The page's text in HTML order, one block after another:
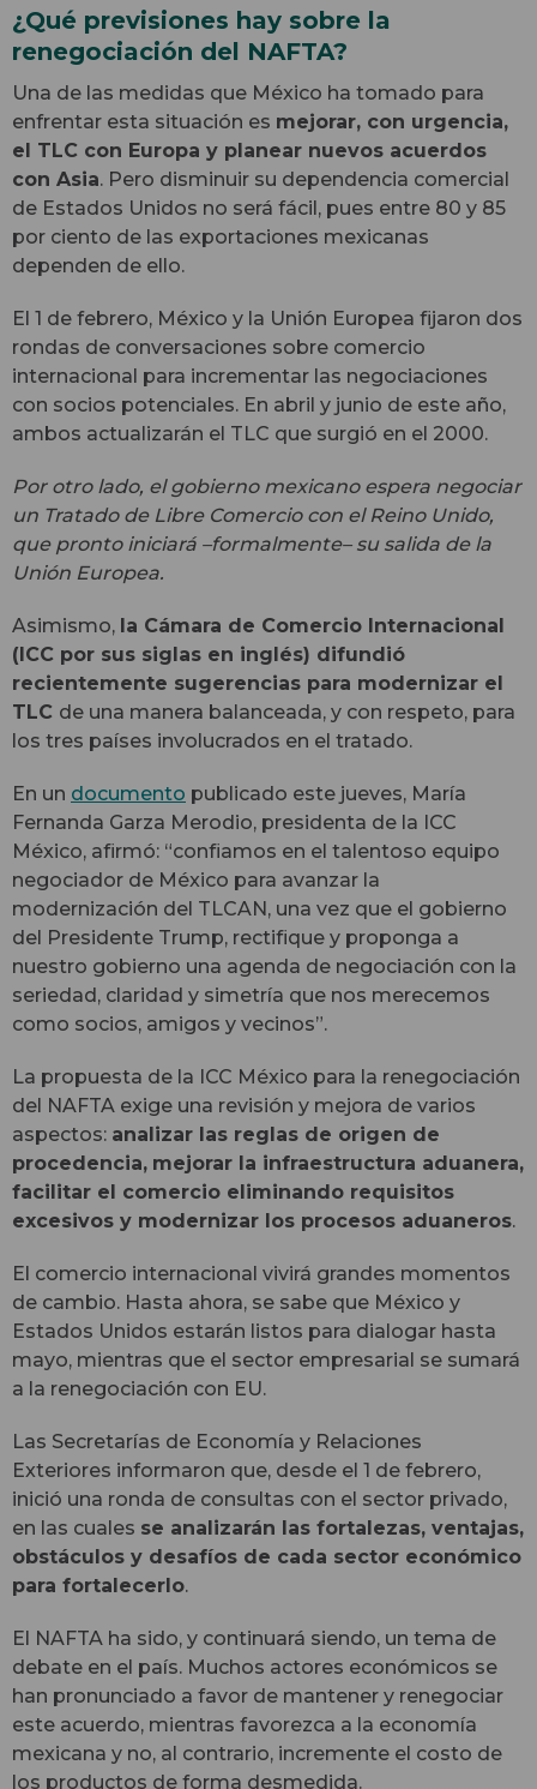
¿Qué previsiones hay sobre la
renegociación del NAFTA?
Una de las medidas que México ha tomado para
enfrentar esta situación es mejorar, con urgencia,
el TLC con Europa y planear nuevos acuerdos
con Asia. Pero disminuir su dependencia comercial
de Estados Unidos no será fácil, pues entre 80 y 85
por ciento de las exportaciones mexicanas
dependen de ello.
El 1 de febrero, México y la Unión Europea fijaron dos
rondas de conversaciones sobre comercio
internacional para incrementar las negociaciones
con socios potenciales. En abril y junio de este año,
ambos actualizarán el TLC que surgió en el 2000.
Por otro lado, el gobierno mexicano espera negociar
un Tratado de Libre Comercio con el Reino Unido,
que pronto iniciará –formalmente– su salida de la
Unión Europea.
Asimismo, la Cámara de Comercio Internacional
(ICC por sus siglas en inglés) difundió
recientemente sugerencias para modernizar el
TLC de una manera balanceada, y con respeto, para
los tres países involucrados en el tratado.
En un documento publicado este jueves, María
Fernanda Garza Merodio, presidenta de la ICC
México, afirmó: “confiamos en el talentoso equipo
negociador de México para avanzar la
modernización del TLCAN, una vez que el gobierno
del Presidente Trump, rectifique y proponga a
nuestro gobierno una agenda de negociación con la
seriedad, claridad y simetría que nos merecemos
como socios, amigos y vecinos”.
La propuesta de la ICC México para la renegociación
del NAFTA exige una revisión y mejora de varios
aspectos: analizar las reglas de origen de
procedencia, mejorar la infraestructura aduanera,
facilitar el comercio eliminando requisitos
excesivos y modernizar los procesos aduaneros.
El comercio internacional vivirá grandes momentos
de cambio. Hasta ahora, se sabe que México y
Estados Unidos estarán listos para dialogar hasta
mayo, mientras que el sector empresarial se sumará
a la renegociación con EU.
Las Secretarías de Economía y Relaciones
Exteriores informaron que, desde el 1 de febrero,
inició una ronda de consultas con el sector privado,
en las cuales se analizarán las fortalezas, ventajas,
obstáculos y desafíos de cada sector económico
para fortalecerlo.
El NAFTA ha sido, y continuará siendo, un tema de
debate en el país. Muchos actores económicos se
han pronunciado a favor de mantener y renegociar
este acuerdo, mientras favorezca a la economía
mexicana y no, al contrario, incremente el costo de
los productos de forma desmedida.